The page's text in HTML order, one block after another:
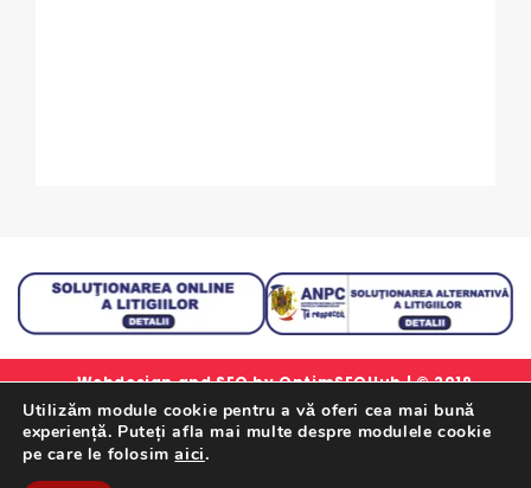
Webdesign and SEO byOptimSEOHub| © 2019
simlorex.ro - Toate drepturile rezervate.
Formular Retur Garantii
Certificat Garantie
Utilizăm module cookie pentru a vă oferi cea mai bună
experiență. Puteți afla mai multe despre modulele cookie
pe care le folosim aici.